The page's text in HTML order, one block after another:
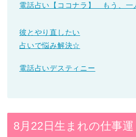
電話占い【ココナラ】 もう、一
彼とやり直したい
占いで悩み解決☆
電話占いデスティニー
8月22日生まれの仕事運